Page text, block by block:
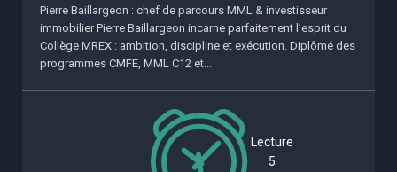
Pierre Baillargeon : chef de parcours MML & investisseur
immobilier Pierre Baillargeon incarne parfaitement l’esprit du
Collège MREX : ambition, discipline et exécution. Diplômé des
programmes CMFE, MML C12 et...
Lecture
5